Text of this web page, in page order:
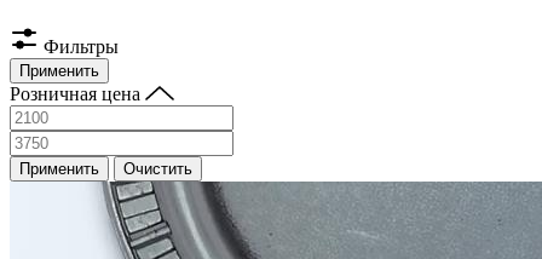
Фильтры
Применить
Розничная цена
Применить